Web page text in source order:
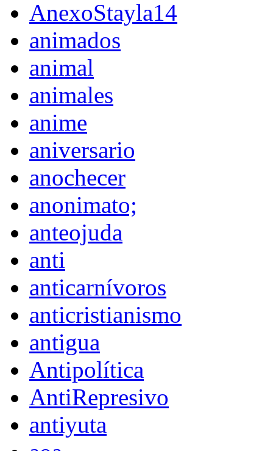
AnexoStayla14
animados
animal
animales
anime
aniversario
anochecer
anonimato;
anteojuda
anti
anticarnívoros
anticristianismo
antigua
Antipolítica
AntiRepresivo
antiyuta